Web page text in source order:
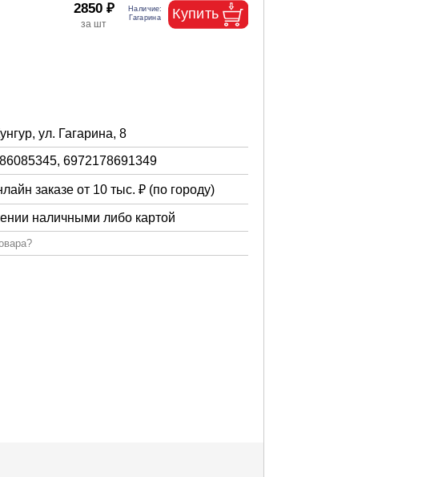
2850 ₽
ул. Гагарина, 8
6972178691349
заказе от 10 тыс. ₽ (по городу)
наличными либо картой